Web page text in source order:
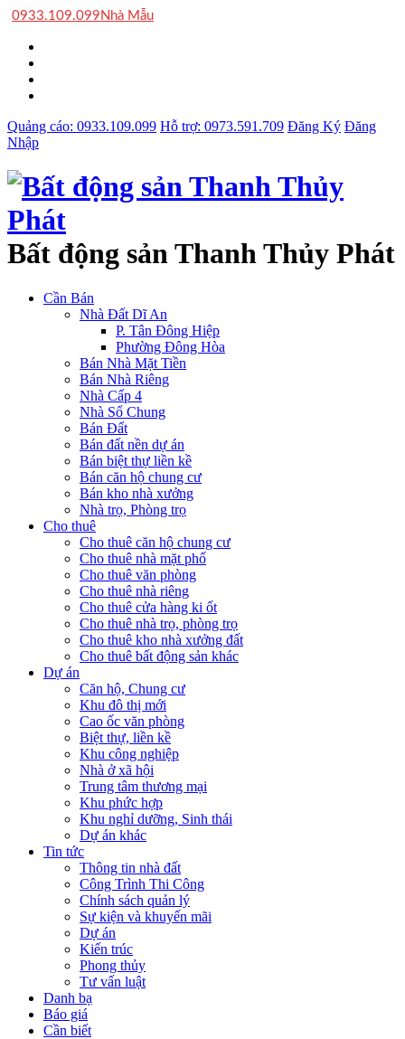
0933.109.099 Nhà Mẫu
Quảng cáo: 0933.109.099 Hỗ trợ: 0973.591.709 Đăng Ký Đăng
Nhập
Bất động sản Thanh Thủy Phát
Cần Bán
Nhà Đất Dĩ An
P. Tân Đông Hiệp
Phường Đông Hòa
Bán Nhà Mặt Tiền
Bán Nhà Riêng
Nhà Cấp 4
Nhà Sổ Chung
Bán Đất
Bán đất nền dự án
Bán biệt thự liền kề
Bán căn hộ chung cư
Bán kho nhà xưởng
Nhà trọ, Phòng trọ
Cho thuê
Cho thuê căn hộ chung cư
Cho thuê nhà mặt phố
Cho thuê văn phòng
Cho thuê nhà riêng
Cho thuê cửa hàng ki ốt
Cho thuê nhà trọ, phòng trọ
Cho thuê kho nhà xưởng đất
Cho thuê bất động sản khác
Dự án
Căn hộ, Chung cư
Khu đô thị mới
Cao ốc văn phòng
Biệt thự, liền kề
Khu công nghiệp
Nhà ở xã hội
Trung tâm thương mại
Khu phức hợp
Khu nghỉ dưỡng, Sinh thái
Dự án khác
Tin tức
Thông tin nhà đất
Công Trình Thi Công
Chính sách quản lý
Sự kiện và khuyến mãi
Dự án
Kiến trúc
Phong thủy
Tư vấn luật
Danh bạ
Báo giá
Cần biết